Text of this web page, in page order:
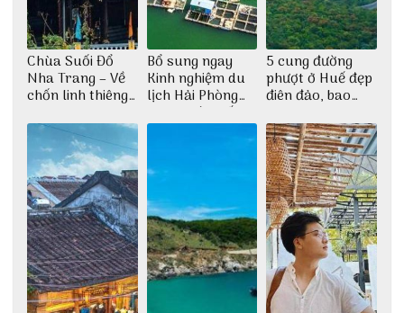
Chùa Suối Đổ
Nha Trang – Về
chốn linh thiêng
thiền định
Bổ sung ngay
Kinh nghiệm du
lịch Hải Phòng
2022 mới nhất
5 cung đường
phượt ở Huế đẹp
điên đảo, bao
dịch